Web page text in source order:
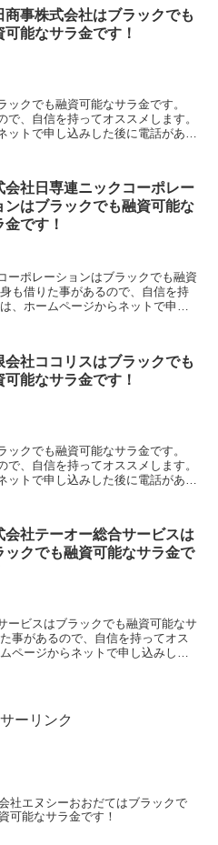
商事株式会社はブラックでも
可能なサラ金です！
クでも融資可能なサラ金です。
、自信を持ってオススメします。
ットで申し込みした後に電話があ
会社日専連ニックコーポレー
ンはブラックでも融資可能な
金です！
ーポレーションはブラックでも融資
も借りた事があるので、自信を持
、ホームページからネットで申し
会社ココリスはブラックでも
可能なサラ金です！
クでも融資可能なサラ金です。
、自信を持ってオススメします。
ットで申し込みした後に電話があ
会社テーオー総合サービスは
ックでも融資可能なサラ金で
ービスはブラックでも融資可能なサ
事があるので、自信を持ってオス
ページからネットで申し込みした
ーリンク
社エヌシーおおだてはブラックで
可能なサラ金です！